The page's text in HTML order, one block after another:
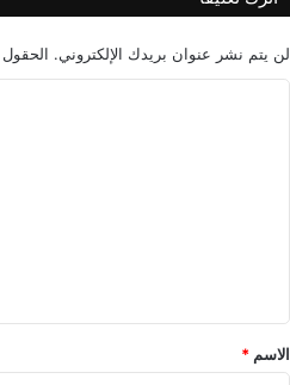
ي
ة
لن يتم نشر عنوان بريدك الإلكتروني. الحقول
*
الاسم *